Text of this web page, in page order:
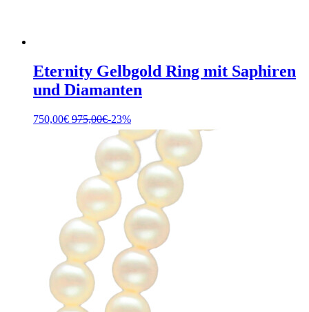
Eternity Gelbgold Ring mit Saphiren
und Diamanten
750,00€ 975,00€-23%